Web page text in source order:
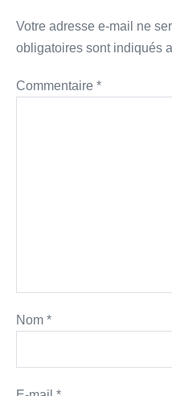
Votre adresse e-mail ne
obligatoires sont indiqués
Commentaire *
Nom *